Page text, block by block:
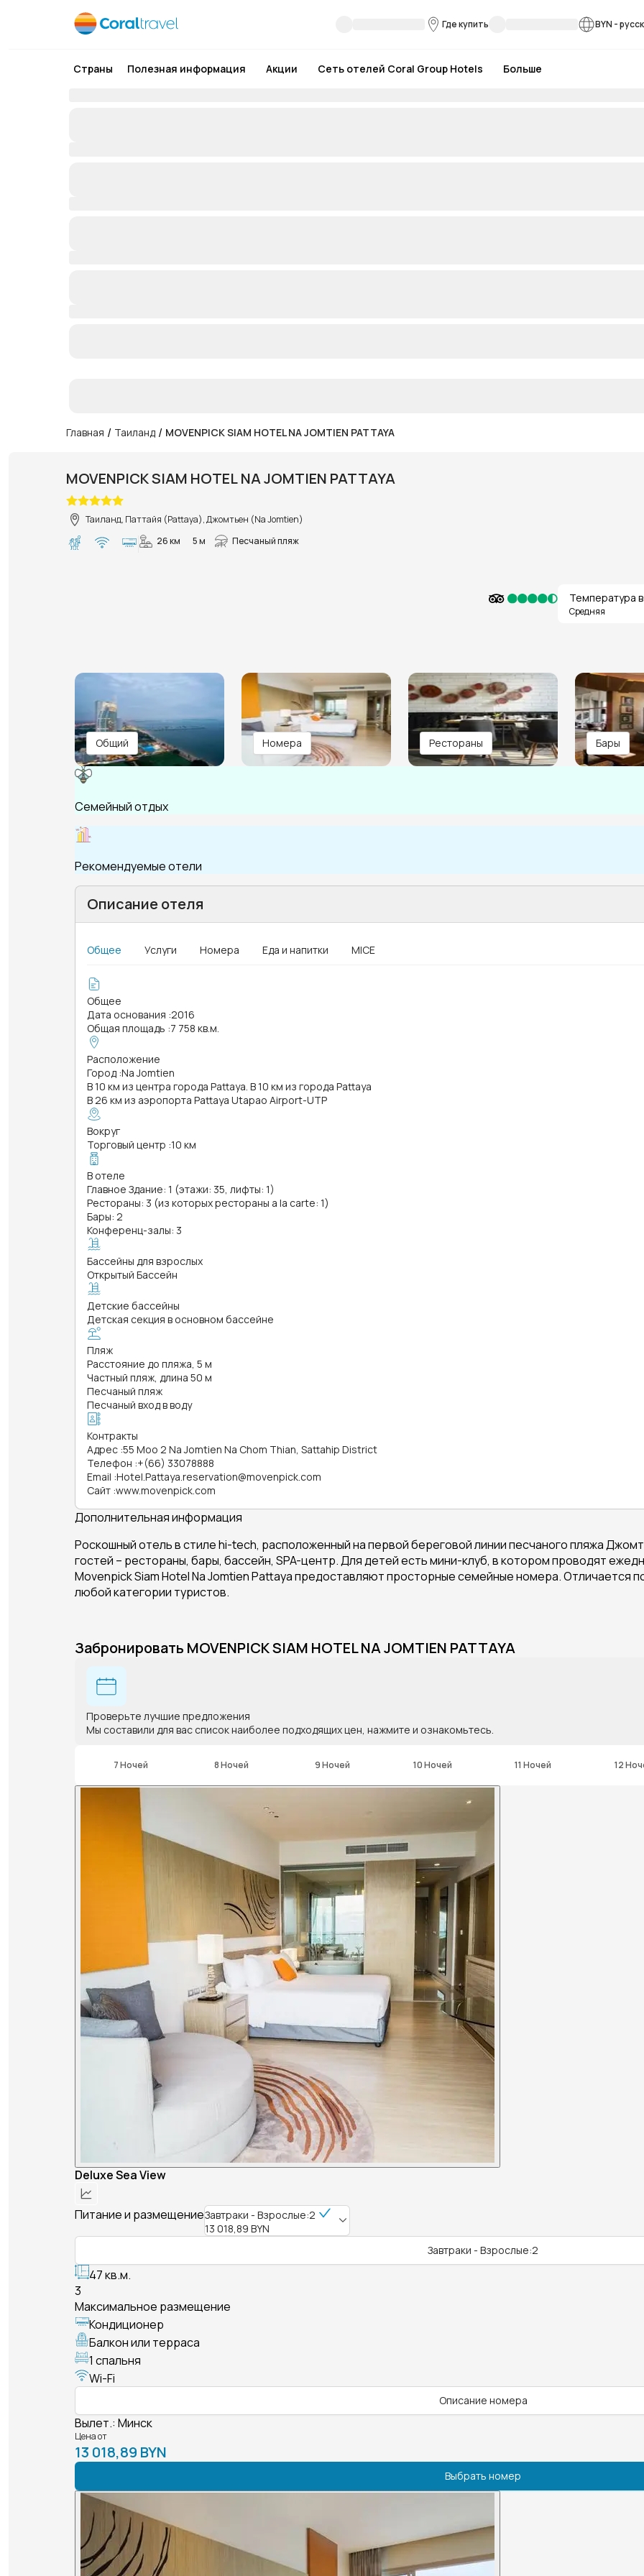
Где купить BYN -
Страны Полезная информация Акции Сеть отелей Coral Group Hotels Больше
Главная / Таиланд / MOVENPICK SIAM HOTEL NA JOMTIEN PATTAYA
MOVENPICK SIAM HOTEL NA JOMTIEN PATTAYA
Таиланд, Паттайя (Pattaya), Джомтьен (Na Jomtien)
26 км
5 м Песчаный пляж
Температура
Средняя
Общий Номера Рестораны Бары
Семейный отдых
Рекомендуемые отели
Описание отеля
Общее Услуги Номера Еда и напитки MICE
Общее
Дата основания :2016
Общая площадь :7 758 кв.м.
Расположение
Город :Na Jomtien
В 10 км из центра города Pattaya. В 10 км из города Pattaya
В 26 км из аэропорта Pattaya Utapao Airport-UTP
Вокруг
Торговый центр :10 км
В отеле
Главное Здание: 1 (этажи: 35, лифты: 1)
Рестораны: 3 (из которых рестораны a la carte: 1)
Бары: 2
Конференц-залы: 3
Бассейны для взрослых
Открытый Бассейн
Детские бассейны
Детская секция в основном бассейне
Пляж
Расстояние до пляжа, 5 м
Частный пляж, длина 50 м
Песчаный пляж
Песчаный вход в воду
Контракты
Адрес :55 Moo 2 Na Jomtien Na Chom Thian, Sattahip District
Телефон :+(66) 33078888
Email :Hotel.Pattaya.reservation@movenpick.com
Сайт :www.movenpick.com
Дополнительная информация
Роскошный отель в стиле hi-tech, расположенный на первой береговой линии песчаного пляжа
гостей – рестораны, бары, бассейн, SPA-центр. Для детей есть мини-клуб, в котором проводят
Movenpick Siam Hotel Na Jomtien Pattayaпредоставляют просторные семейные номера. Отличается
любой категории туристов.
Забронировать MOVENPICK SIAM HOTEL NA JOMTIEN PATTAYA
Проверьте лучшие предложения
Мы составили для вас список наиболее подходящих цен, нажмите и ознакомьтесь.
7 Ночей 8 Ночей 9 Ночей 10 Ночей 11 Ночей 12
Deluxe Sea View
Питание и размещениеЗавтраки - Взрослые:2
13 018,89 BYN
Завтраки - Взрослые:2
47 кв.м.
3
Максимальное размещение
Кондиционер
Балкон или терраса
1 спальня
Wi-Fi
Описание номера
Вылет.: Минск
Цена от
13 018,89 BYN
Выбрать номер